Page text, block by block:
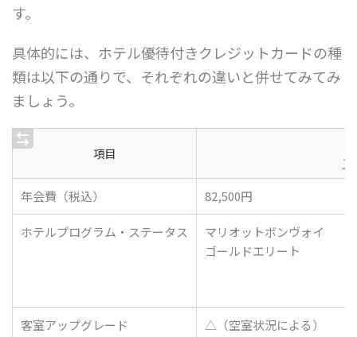
す。
具体的には、ホテル優待付きクレジットカードの種
類は以下の通りで、それぞれの違いと併せてみてみ
ましょう。
項目
年会費（税込）
82,500円
ホテルプログラム・ステータス
マリオットボンヴォイ
ゴールドエリート
客室アップグレード △（空室状況による）